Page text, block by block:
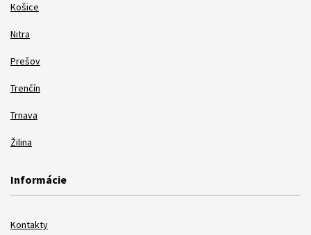
Košice
Nitra
Prešov
Trenčín
Trnava
Žilina
Informácie
Kontakty